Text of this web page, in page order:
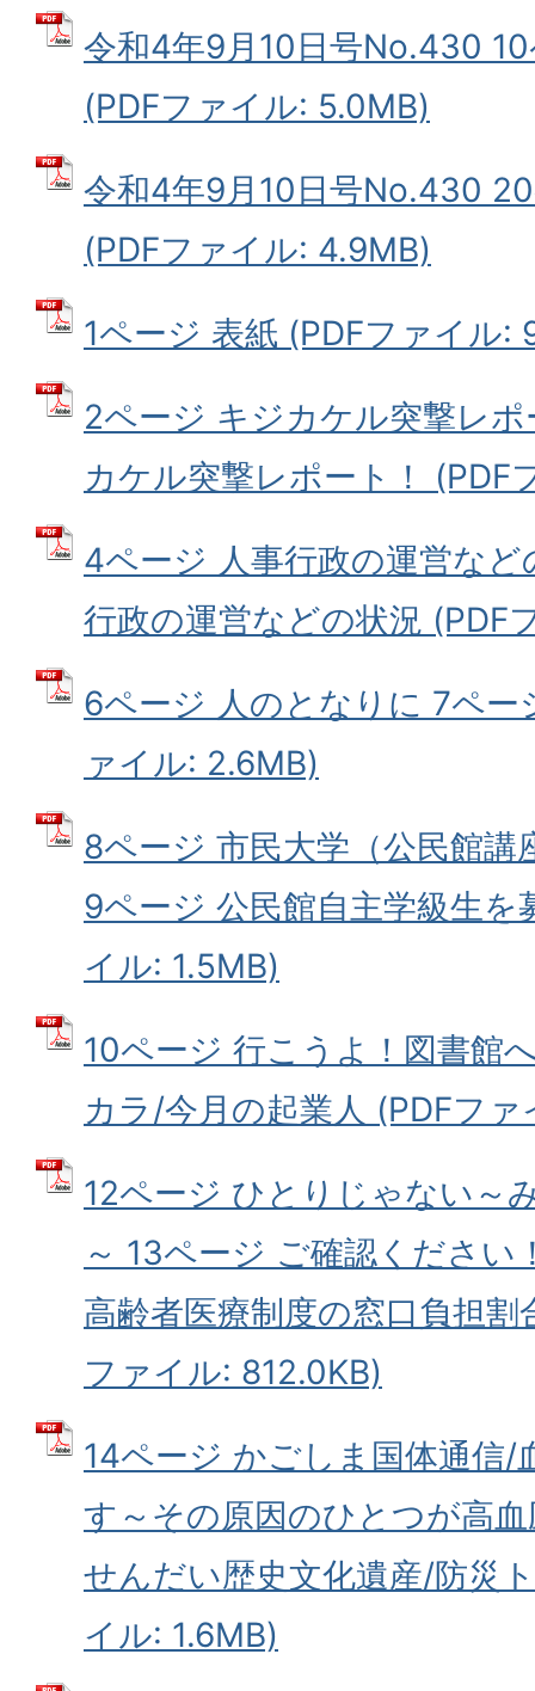
令和4年9月10日号No.430
(PDFファイル: 5.0MB)
令和4年9月10日号No.430
(PDFファイル: 4.9MB)
1ページ 表紙 (PDFファイル:
2ページ キジカケル突撃レ
カケル突撃レポート！ (PDF
4ページ 人事行政の運営な
行政の運営などの状況 (PDF
6ページ 人のとなりに 7ペー
ァイル: 2.6MB)
8ページ 市民大学（公民館講
9ページ 公民館自主学級生を
イル: 1.5MB)
10ページ 行こうよ！図書館
カラ/今月の起業人 (PDFフ
12ページ ひとりじゃない～
～ 13ページ ご確認ください
高齢者医療制度の窓口負担
ファイル: 812.0KB)
14ページ かごしま国体通信/
す～その原因のひとつが高
せんだい歴史文化遺産/防災
イル: 1.6MB)